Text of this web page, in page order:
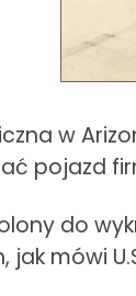
w
pojazd
do
jak mówi